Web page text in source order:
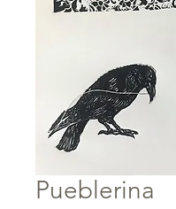
Pueblerina